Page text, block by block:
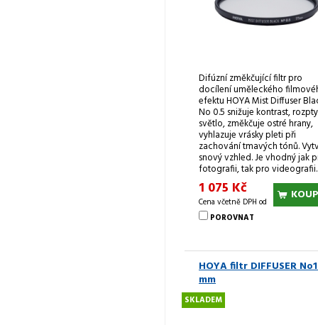
Difúzní změkčující filtr pro
docílení uměleckého
efektu HOYA Mist Diffuser
No 0.5 snižuje kontrast,
světlo, změkčuje ostré hrany,
vyhlazuje vrásky pleti při
zachování tmavých tónů.
snový vzhled. Je vhodný jak
fotografii, tak pro videografii.
1 075 Kč
Cena včetně DPH od
POROVNAT
HOYA filtr DIFFUSER
mm
SKLADEM